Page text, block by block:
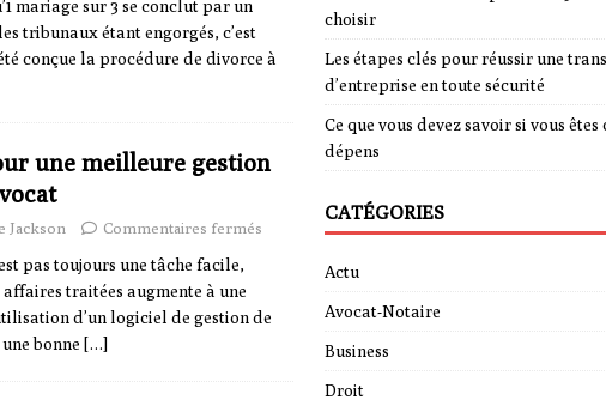
mariage sur 3 se conclut par un
tribunaux étant engorgés, c’est
conçue la procédure de divorce à
une meilleure gestion
Jackson
Commentaires fermés
pas toujours une tâche facile,
traitées augmente à une
d’un logiciel de gestion de
bonne […]
choisir
Les étapes clés pour réussir une
d’entreprise en toute sécurité
Ce que vous devez savoir si vous
dépens
CATÉGORIES
Actu
Avocat-Notaire
Business
Droit